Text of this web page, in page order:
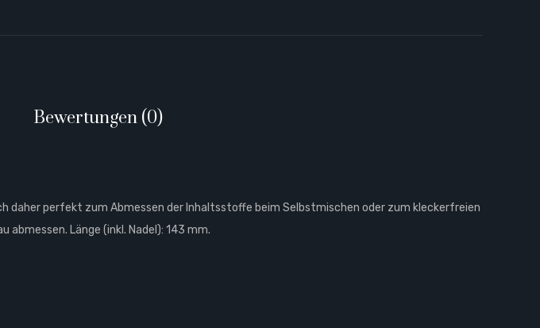
Bewertungen (0)
daher perfekt zum Abmessen der Inhaltsstoffe beim Selbstmischen oder zum kleckerfreien
Länge (inkl. Nadel): 143 mm.